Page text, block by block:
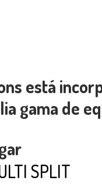
está
gama de
SPLIT